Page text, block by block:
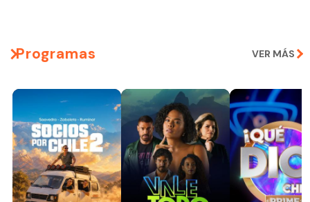
Programas VER MÁS